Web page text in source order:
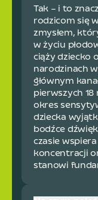
Tak – i to
rodzicom się
zmysłem,
w życiu
ciąży dziecko
narodzinach
głównym
pierwszych
okres
dziecka
bodźce
czasie
koncentracji
stanowi